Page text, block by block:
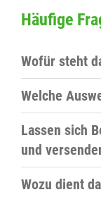
Häufige
Wofür steht
Es ist das
transparente
erfassten
Welche
Unter
mehrerer
Lassen sich
und
Ja. Berichte
monatlich
Wozu dient